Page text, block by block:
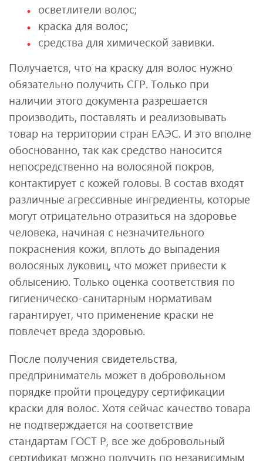
осветлители волос;
краска для волос;
средства для химической завивки.
Получается, что на краску для волос нужно
обязательно получить СГР. Только при
наличии этого документа разрешается
производить, поставлять и реализовывать
товар на территории стран ЕАЭС. И это вполне
обоснованно, так как средство наносится
непосредственно на волосяной покров,
контактирует с кожей головы. В состав входят
различные агрессивные ингредиенты, которые
могут отрицательно отразиться на здоровье
человека, начиная с незначительного
покраснения кожи, вплоть до выпадения
волосяных луковиц, что может привести к
облысению. Только оценка соответствия по
гигиеническо-санитарным нормативам
гарантирует, что применение краски не
повлечет вреда здоровью.
После получения свидетельства,
предприниматель может в добровольном
порядке пройти процедуру сертификации
краски для волос. Хотя сейчас качество товара
не подтверждается на соответствие
стандартам ГОСТ Р, все же добровольный
сертификат можно получить по независимым